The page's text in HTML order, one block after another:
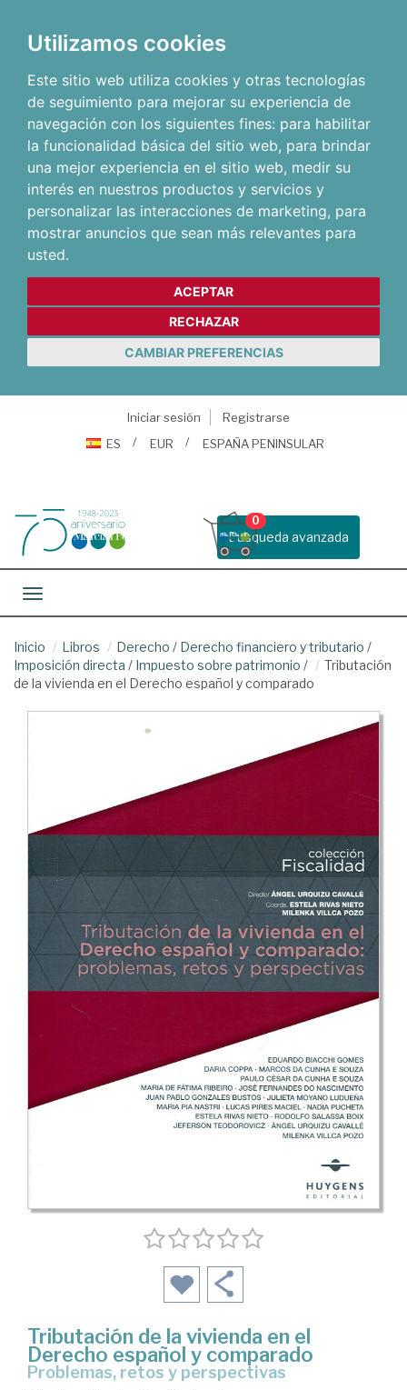
Utilizamos cookies
Este sitio web utiliza cookies y otras tecnologías
de seguimiento para mejorar su experiencia de
navegación con los siguientes fines: para habilitar
la funcionalidad básica del sitio web, para brindar
una mejor experiencia en el sitio web, medir su
interés en nuestros productos y servicios y
personalizar las interacciones de marketing, para
mostrar anuncios que sean más relevantes para
usted.
ACEPTAR
RECHAZAR
CAMBIAR PREFERENCIAS
Iniciar sesión
Registrarse
ES
EUR ESPAÑA PENINSULAR
Busqueda avanzada
0
Toggle navigation
Inicio Libros Derecho / Derecho financiero y tributario /
Imposición directa / Impuesto sobre patrimonio /
Tributación
de la vivienda en el Derecho español y comparado
Tributación de la vivienda en el
Derecho español y comparado
problemas, retos y perspectivas